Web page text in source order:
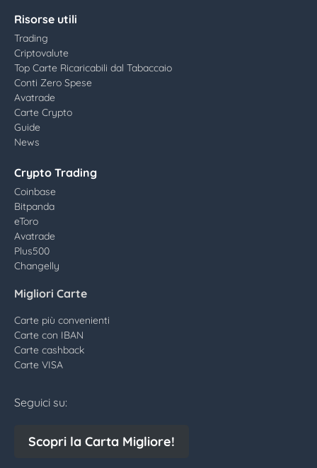
Risorse utili
Trading
Criptovalute
Top Carte Ricaricabili dal Tabaccaio
Conti Zero Spese
Avatrade
Carte Crypto
Guide
News
Crypto Trading
Coinbase
Bitpanda
eToro
Avatrade
Plus500
Changelly
Migliori Carte
Carte più convenienti
Carte con IBAN
Carte cashback
Carte VISA
Seguici su:
Scopri la Carta Migliore!